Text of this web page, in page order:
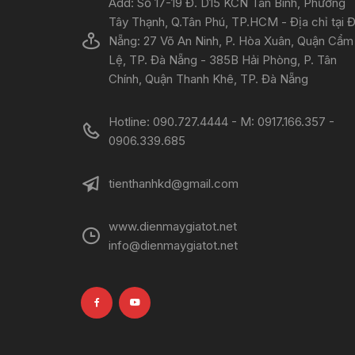
Tây Thạnh, Q.Tân Phú, TP.HCM - Địa chỉ tại
Nẵng: 27 Võ An Ninh, P. Hòa Xuân, Quận Cẩm
Lệ, TP. Đà Nẵng - 385B Hải Phòng, P. Tân
Chính, Quận Thanh Khê, TP. Đà Nẵng
Hotline: 090.727.4444 - M: 0917.166.357 -
0906.339.685
tienthanhkd@gmail.com
www.dienmaygiatot.net
info@dienmaygiatot.net